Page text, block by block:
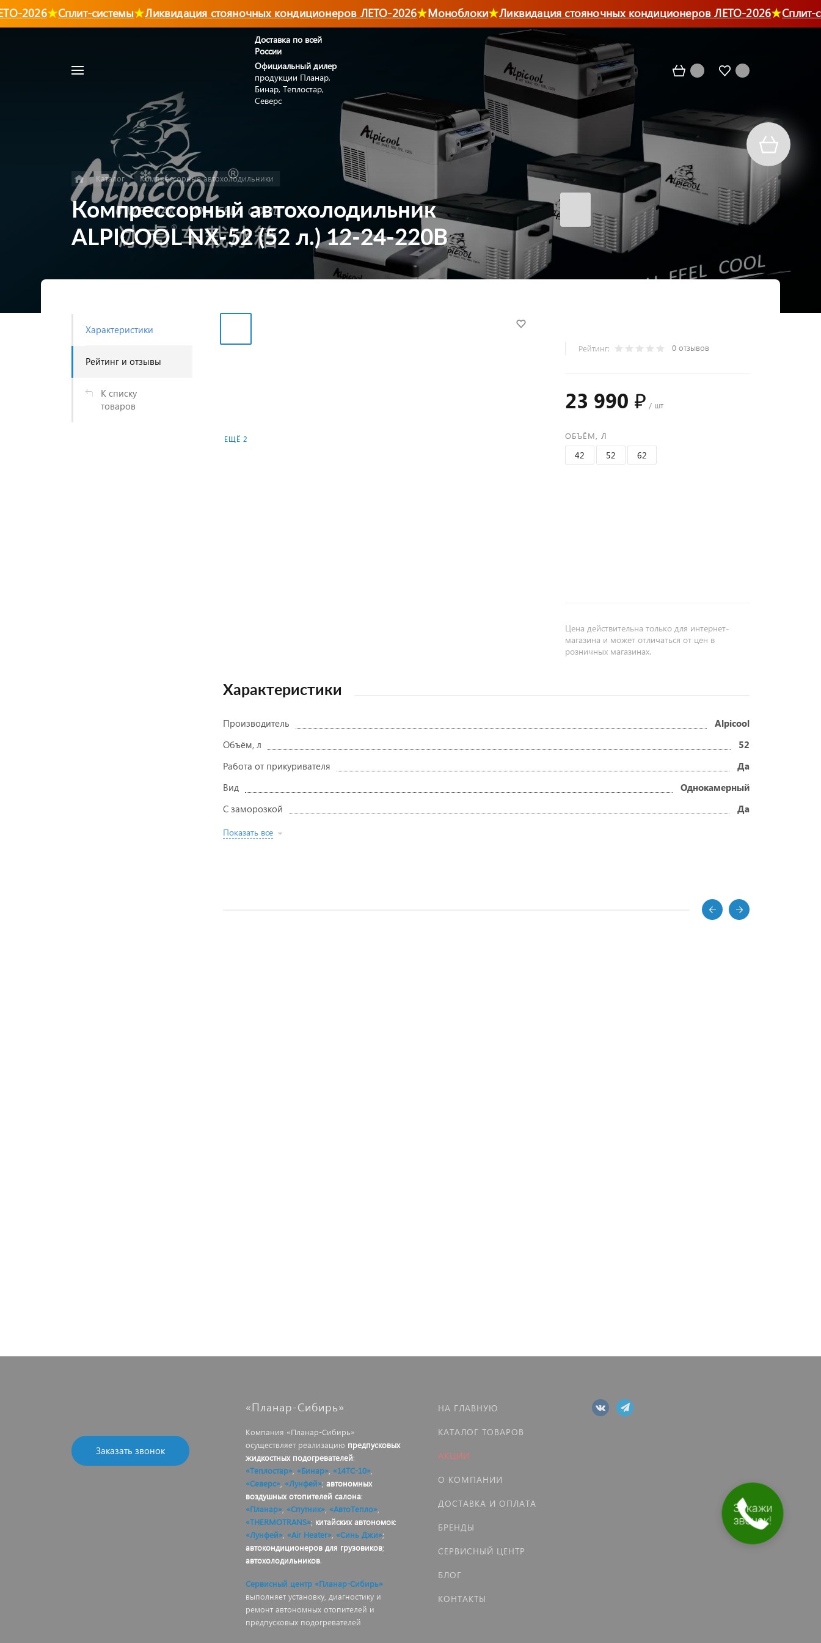
2026 Сплит-системы Ликвидация стояночных кондиционеров ЛЕТО-2026 Моноблоки Ликвидация стояночных кондиционеров ЛЕТО-2026 Сплит-
Доставка по всей
России
Официальный дилер
продукции Планар,
Бинар, Теплостар,
Северс
Каталог Компрессорные автохолодильники
Компрессорный автохолодильник
ALPICOOL NX-52 (52 л.) 12-24-220В
Характеристики
Рейтинг и отзывы
К списку
товаров
ЕЩЁ 2
Рейтинг: 0 отзывов
23 990 ₽ / шт
ОБЪЁМ, Л
42 52 62
Цена действительна только для интернет-
магазина и может отличаться от цен в
розничных магазинах.
Характеристики
Производитель
Alpicool
Объём, л
52
Работа от прикуривателя
Да
Вид
Однокамерный
С заморозкой
Да
Показать все
Заказать звонок
«Планар-Сибирь»
Компания «Планар-Сибирь»
осуществляет реализацию предпусковых
жидкостных подогревателей:
«Теплостар» «Бинар» «14ТС-10»
«Северс» «Лунфей»; автономных
воздушных отопителей салона:
«Планар» «Спутник» «АвтоТепло»
«THERMOTRANS»; китайских автономок:
«Лунфей» «Air Heater» «Синь Джи»;
автокондиционеров для грузовиков;
автохолодильников.
Сервисный центр «Планар-Сибирь»
выполняет установку, диагностику и
ремонт автономных отопителей и
предпусковых подогревателей
НА ГЛАВНУЮ
КАТАЛОГ ТОВАРОВ
АКЦИИ
О КОМПАНИИ
ДОСТАВКА И ОПЛАТА
БРЕНДЫ
СЕРВИСНЫЙ ЦЕНТР
БЛОГ
КОНТАКТЫ
Закажи
звонок!